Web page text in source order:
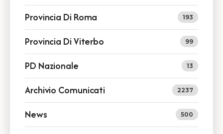
Provincia Di Roma 193
Provincia Di Viterbo 99
PD Nazionale 13
Archivio Comunicati 2237
News 500